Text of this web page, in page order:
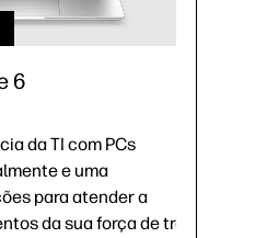
6
da TI com PCs
e uma
para atender a
da sua força de trabalho.